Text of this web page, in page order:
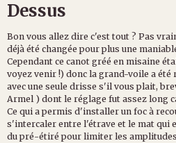
Dessus
Bon vous allez dire c'est tout ? Pas
déjà été changée pour plus une
Cependant ce canot gréé en misaine
voyez venir !) donc la grand-voile a été
avec une seule drisse s'il vous plait,
Armel ) dont le réglage fut assez long
Ce qui a permis d'installer un foc à
s'intercaler entre l'étrave et le mat qui
du pré-étiré pour limiter les amplitudes